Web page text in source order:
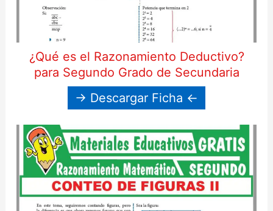
¿Qué es el Razonamiento Deductivo?
para Segundo Grado de Secundaria
→ Descargar Ficha ←